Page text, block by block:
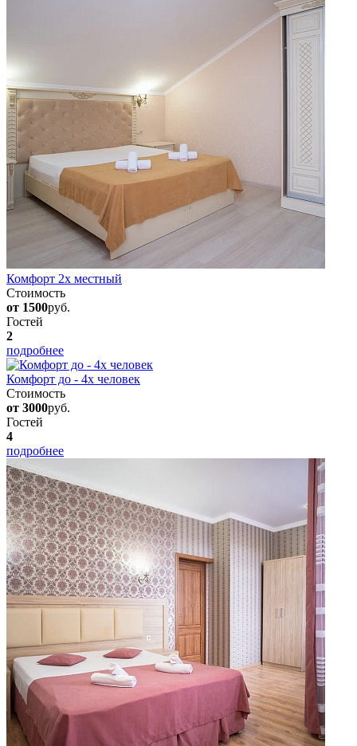
Комфорт 2х местный
Стоимость
от 1500руб.
Гостей
2
подробнее
Комфорт до - 4х человек
Стоимость
от 3000руб.
Гостей
4
подробнее